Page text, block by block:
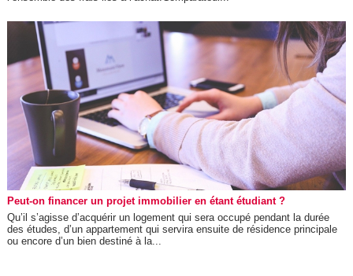
Peut-on financer un projet immobilier en étant étudiant ?
Qu’il s’agisse d’acquérir un logement qui sera occupé pendant la durée
des études, d’un appartement qui servira ensuite de résidence principale
ou encore d’un bien destiné à la...